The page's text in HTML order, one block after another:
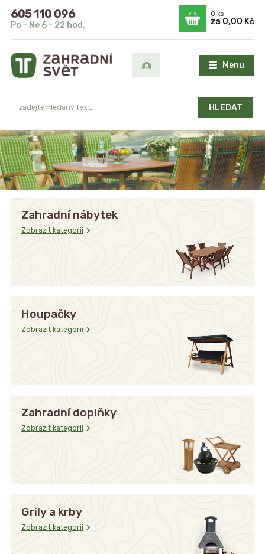
Menu
HLEDAT
605 110 096
Po - Ne 6 - 22 hod.
0ks
za 0,00 Kč
Zahradní nábytek
Zobrazit kategorii
Houpačky
Zobrazit kategorii
Zahradní doplňky
Zobrazit kategorii
Grily a krby
Zobrazit kategorii